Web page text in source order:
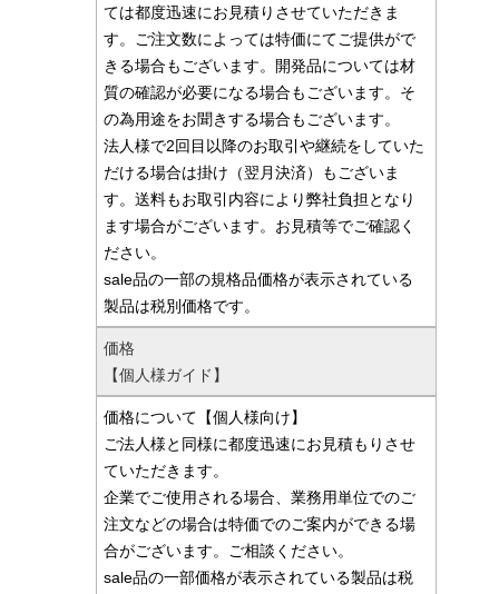
ては都度迅速にお見積りさせていただきま
す。ご注文数によっては特価にてご提供がで
きる場合もございます。開発品については材
質の確認が必要になる場合もございます。そ
の為用途をお聞きする場合もございます。
法人様で2回目以降のお取引や継続をしていた
だける場合は掛け（翌月決済）もございま
す。送料もお取引内容により弊社負担となり
ます場合がございます。お見積等でご確認く
ださい。
sale品の一部の規格品価格が表示されている
製品は税別価格です。
価格
【個人様ガイド】
価格について【個人様向け】
ご法人様と同様に都度迅速にお見積もりさせ
ていただきます。
企業でご使用される場合、業務用単位でのご
注文などの場合は特価でのご案内ができる場
合がございます。ご相談ください。
sale品の一部価格が表示されている製品は税